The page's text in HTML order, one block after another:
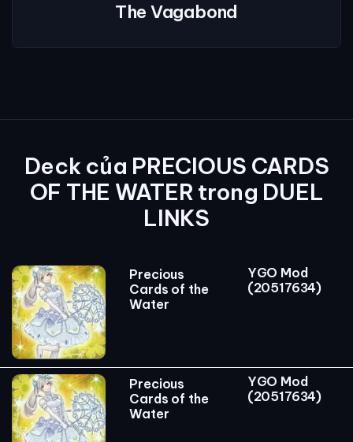
The Vagabond
Deck của PRECIOUS CARDS
OF THE WATER trong DUEL
LINKS
Precious
Cards of the
Water
YGO Mod
(20517634)
Precious
Cards of the
Water
YGO Mod
(20517634)